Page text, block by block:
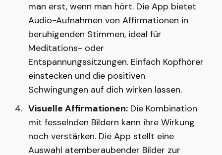
man erst, wenn man hört. Die App bietet
Audio-Aufnahmen von Affirmationen in
beruhigenden Stimmen, ideal für
Meditations- oder
Entspannungssitzungen. Einfach Kopfhörer
einstecken und die positiven
Schwingungen auf dich wirken lassen.
Visuelle Affirmationen: Die Kombination
mit fesselnden Bildern kann ihre Wirkung
noch verstärken. Die App stellt eine
Auswahl atemberaubender Bilder zur